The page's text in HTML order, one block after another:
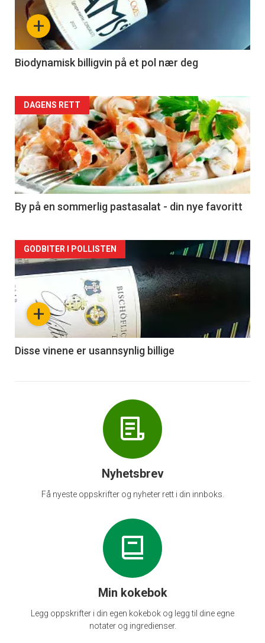
nå
4
+
Biodynamisk billigvin på et pol nær deg
Forsiden
akkurat
nå
-
5
DAGENS RETT
By på en sommerlig pastasalat - din nye favoritt
Forsiden
akkurat
nå
6
+
GODBITER I POLLISTEN
Disse vinene er usannsynlig billige
Nyhetsbrev
Få nyeste oppskrifter og nyheter rett i din innboks.
Min kokebok
Legg oppskrifter i din egen kokebok og legg til dine egne
notater og ingredienser.